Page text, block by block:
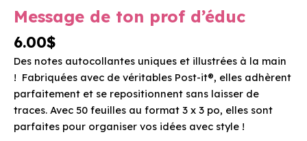
Message de ton prof d’éduc
6.00$
Des notes autocollantes uniques et illustrées à la main
! Fabriquées avec de véritables Post-it®, elles adhèrent
parfaitement et se repositionnent sans laisser de
traces. Avec 50 feuilles au format 3 x 3 po, elles sont
parfaites pour organiser vos idées avec style !
prof